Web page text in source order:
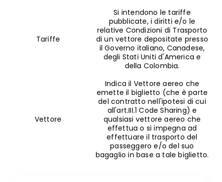
Tariffe
Si intendono le tariffe
pubblicate, i diritti e/o le
relative Condizioni di Trasporto
di un vettore depositate presso
il Governo italiano, Canadese,
degli Stati Uniti d'America e
della Colombia.
Vettore
Indica il Vettore aereo che
emette il biglietto (che è parte
del contratto nell'ipotesi di cui
all'art.III.1 Code Sharing) e
qualsiasi vettore aereo che
effettua o si impegna ad
effettuare il trasporto del
passeggero e/o del suo
bagaglio in base a tale biglietto.